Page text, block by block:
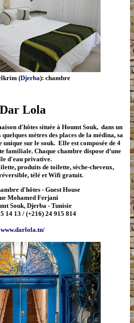
(Djerba): chambre
Dar Lola
d'hôtes située à Houmt Souk, dans un
mètres des places de la médina, sa
unique sur le souk. Elle est composée de 4
familiale. Chaque chambre dispose d’une
d'eau privative.
produits de toilette, sèche-cheveux,
télé et Wifi gratuit.
d'hôtes - Guest House
Mohamed Ferjani
Souk, Djerba - Tunisie
14 13 / (+216) 24 915 814
www.darlola.tn/